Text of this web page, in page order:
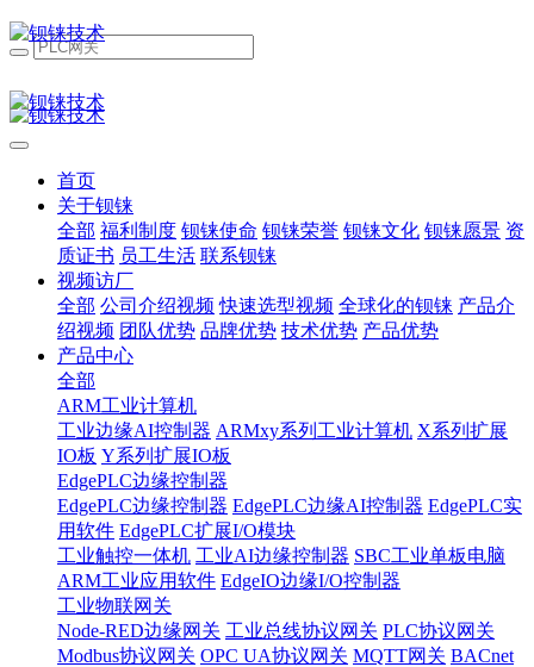
首页
关于钡铼
全部 福利制度 钡铼使命 钡铼荣誉 钡铼文化 钡铼愿景 资
质证书 员工生活 联系钡铼
视频访厂
全部 公司介绍视频 快速选型视频 全球化的钡铼 产品介
绍视频 团队优势 品牌优势 技术优势 产品优势
产品中心
全部
ARM工业计算机
工业边缘AI控制器 ARMxy系列工业计算机 X系列扩展
IO板 Y系列扩展IO板
EdgePLC边缘控制器
EdgePLC边缘控制器 EdgePLC边缘AI控制器 EdgePLC实
用软件 EdgePLC扩展I/O模块
工业触控一体机 工业AI边缘控制器 SBC工业单板电脑
ARM工业应用软件 EdgeIO边缘I/O控制器
工业物联网关
Node-RED边缘网关 工业总线协议网关 PLC协议网关
Modbus协议网关 OPC UA协议网关 MQTT网关 BACnet